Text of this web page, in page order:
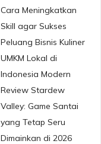
Cara Meningkatkan
Skill agar Sukses
Peluang Bisnis Kuliner
UMKM Lokal di
Indonesia Modern
Review Stardew
Valley: Game Santai
yang Tetap Seru
Dimainkan di 2026